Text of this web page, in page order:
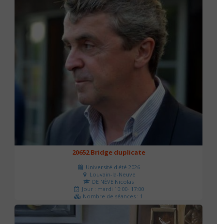
20652 Bridge duplicate
Université d'été 2026
Louvain-la-Neuve
DE NÈVE Nicolas
Jour : mardi 10:00- 17:00
Nombre de séances : 1
50 €